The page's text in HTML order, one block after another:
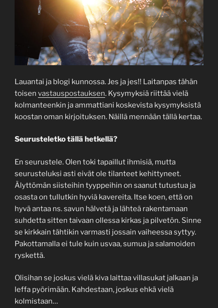
Lauantai ja blogi kunnossa. Jes ja jes!! Laitanpas tähän
toisen vastauspostauksen. Kysymyksiä riittää vielä
kolmanteenkin ja ammattiani koskevista kysymyksistä
koostan oman kirjoituksen. Näillä mennään tällä kertaa.
Seurusteletko tällä hetkellä?
En seurustele. Olen toki tapaillut ihmisiä, mutta
seurusteluksi asti eivät ole tilanteet kehittyneet.
Älyttömän siisteihin tyyppeihin on saanut tutustua ja
osasta on tullutkin hyviä kavereita. Itse koen, että on
hyvä antaa ns. savun hälvetä ja lähteä rakentamaan
suhdetta sitten taivaan ollessa kirkas ja pilvetön. Sinne
se kirkkain tähtikin varmasti jossain vaiheessa syttyy.
Pakottamalla ei tule kuin usvaa, sumua ja salamoiden
ryskettä.
Olisihan se joskus vielä kiva laittaa villasukat jalkaan ja
leffa pyörimään. Kahdestaan, joskus ehkä vielä
kolmistaan…